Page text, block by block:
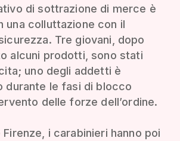
di sottrazione di merce è
una colluttazione con il
Tre giovani, dopo
alcuni prodotti, sono stati
uno degli addetti è
durante le fasi di blocco
delle forze dell’ordine.
i carabinieri hanno poi